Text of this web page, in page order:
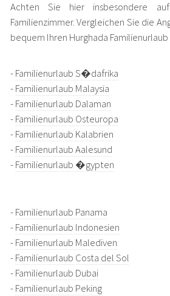
Achten Sie hier insbesondere
Familienzimmer. Vergleichen Sie die
bequem Ihren Hurghada
-Familienurlaub S�dafrika
-Familienurlaub Malaysia
-Familienurlaub Dalaman
-Familienurlaub Osteuropa
-Familienurlaub Kalabrien
-Familienurlaub Aalesund
-Familienurlaub �gypten
-Familienurlaub Panama
-Familienurlaub Indonesien
-Familienurlaub Malediven
-Familienurlaub Costa del Sol
-Familienurlaub Dubai
-Familienurlaub Peking